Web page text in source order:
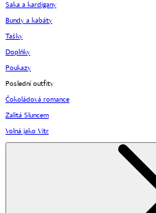
Saka a kardigany
Bundy a kabáty
Tašky
Doplňky
Poukazy
Poslední outfity
Čokoládová romance
Zalitá Sluncem
Volná jako Vítr